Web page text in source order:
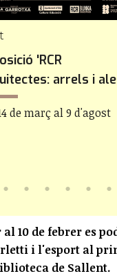
'RCR
arrels i
de març al 9 d'agost
al 10 de febrer es
i l'esport al
de Sallent.